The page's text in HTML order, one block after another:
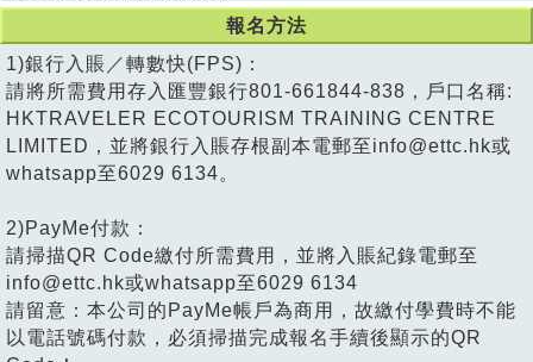
報名方法
1)銀行入賬／轉數快(FPS)：
請將所需費用存入匯豐銀行801-661844-838，戶口名稱:
HKTRAVELER ECOTOURISM TRAINING CENTRE
LIMITED，並將銀行入賬存根副本電郵至info@ettc.hk或
whatsapp至6029 6134。
2)PayMe付款：
請掃描QR Code繳付所需費用，並將入賬紀錄電郵至
info@ettc.hk或whatsapp至6029 6134
請留意：本公司的PayMe帳戶為商用，故繳付學費時不能
以電話號碼付款，必須掃描完成報名手續後顯示的QR